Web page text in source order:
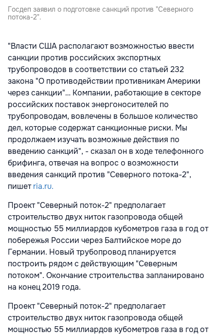
Госдеп заявил о подготовке санкций против "Северного
потока-2".
"Власти США располагают возможностью ввести
санкции против российских экспортных
трубопроводов в соответствии со статьей 232
закона "О противодействии противникам Америки
через санкции"… Компании, работающие в секторе
российских поставок энергоносителей по
трубопроводам, вовлечены в большое количество
дел, которые содержат санкционные риски. Мы
продолжаем изучать возможные действия по
введению санкций", - сказал он в ходе телефонного
брифинга, отвечая на вопрос о возможности
введения санкций против "Северного потока-2",
пишетria.ru.
Проект "Северный поток-2" предполагает
строительство двух ниток газопровода общей
мощностью 55 миллиардов кубометров газа в год от
побережья России через Балтийское море до
Германии. Новый трубопровод планируется
построить рядом с действующим "Северным
потоком". Окончание строительства запланировано
на конец 2019 года.
Проект "Северный поток-2" предполагает
строительство двух ниток газопровода общей
мощностью 55 миллиардов кубометров газа в год от